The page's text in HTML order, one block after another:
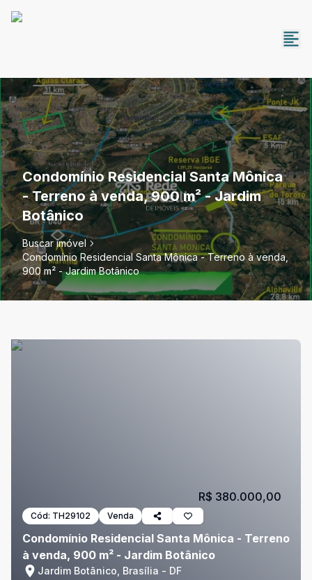
Condomínio Residencial Santa Mônica
- Terreno à venda, 900 m² - Jardim
Botânico
Buscar imóvel
Condomínio Residencial Santa Mônica - Terreno à venda,
900 m² - Jardim Botânico
Cód: TH29102 Venda
Condomínio Residencial Santa Mônica - Terreno
à venda, 900 m² - Jardim Botânico
Jardim Botânico, Brasília - DF
R$ 380.000,00